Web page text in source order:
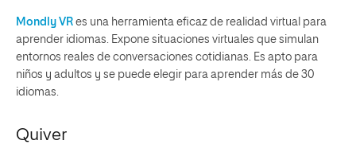
Mondly VR es una herramienta eficaz de realidad virtual para
aprender idiomas. Expone situaciones virtuales que simulan
entornos reales de conversaciones cotidianas. Es apto para
niños y adultos y se puede elegir para aprender más de 30
idiomas.
Quiver